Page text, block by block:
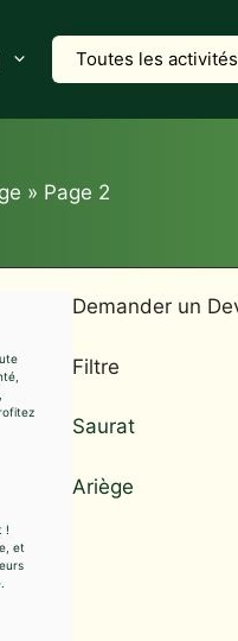
Toutes les
» Page 2
!
et
Demander un
Filtre
Saurat
Ariège